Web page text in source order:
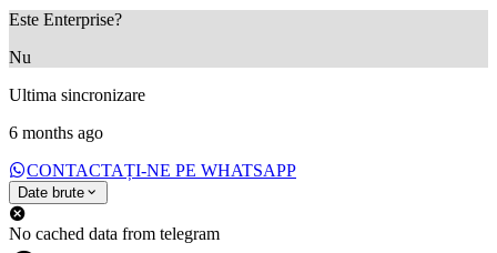
Este Enterprise?
Nu
Ultima sincronizare
6 months ago
CONTACTAȚI-NE PE WHATSAPP
Date brute
No cached data from telegram